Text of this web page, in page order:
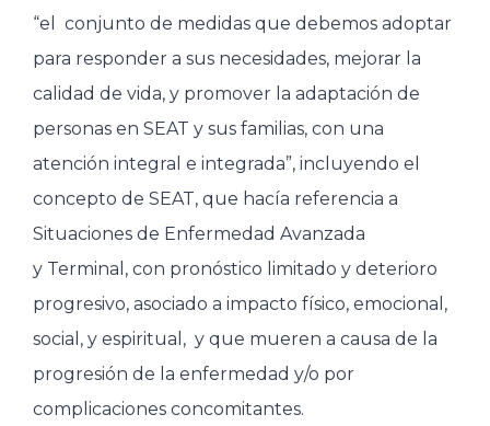
“el conjunto de medidas que debemos adoptar
para responder a sus necesidades, mejorar la
calidad de vida, y promover la adaptación de
personas en SEAT y sus familias, con una
atención integral e integrada”, incluyendo el
concepto de SEAT, que hacía referencia a
Situaciones de Enfermedad Avanzada
y Terminal, con pronóstico limitado y deterioro
progresivo, asociado a impacto físico, emocional,
social, y espiritual, y que mueren a causa de la
progresión de la enfermedad y/o por
complicaciones concomitantes.